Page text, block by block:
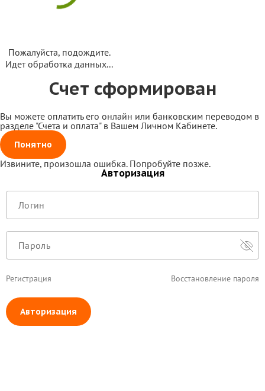
Пожалуйста, подождите.
Идет обработка данных...
Счет сформирован
Вы можете оплатить его онлайн или банковским переводом в
разделе "Счета и оплата" в Вашем Личном Кабинете.
Понятно
Извините, произошла ошибка. Попробуйте позже.
Авторизация
Регистрация Восстановление пароля
Авторизация